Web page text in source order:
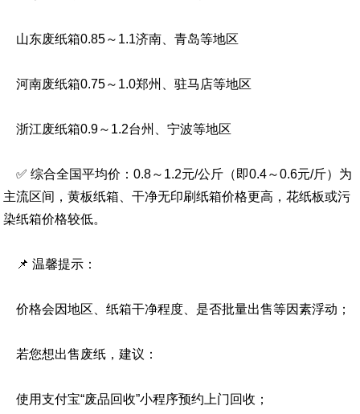
山东废纸箱0.85～1.1济南、青岛等地区
河南废纸箱0.75～1.0郑州、驻马店等地区
浙江废纸箱0.9～1.2台州、宁波等地区
✅ 综合全国平均价：0.8～1.2元/公斤（即0.4～0.6元/斤）为
主流区间，黄板纸箱、干净无印刷纸箱价格更高，花纸板或污
染纸箱价格较低。
📌 温馨提示：
价格会因地区、纸箱干净程度、是否批量出售等因素浮动；
若您想出售废纸，建议：
使用支付宝“废品回收”小程序预约上门回收；